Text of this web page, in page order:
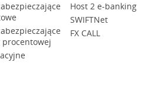
procentowej
Host 2 e-banking
SWIFTNet
FX CALL